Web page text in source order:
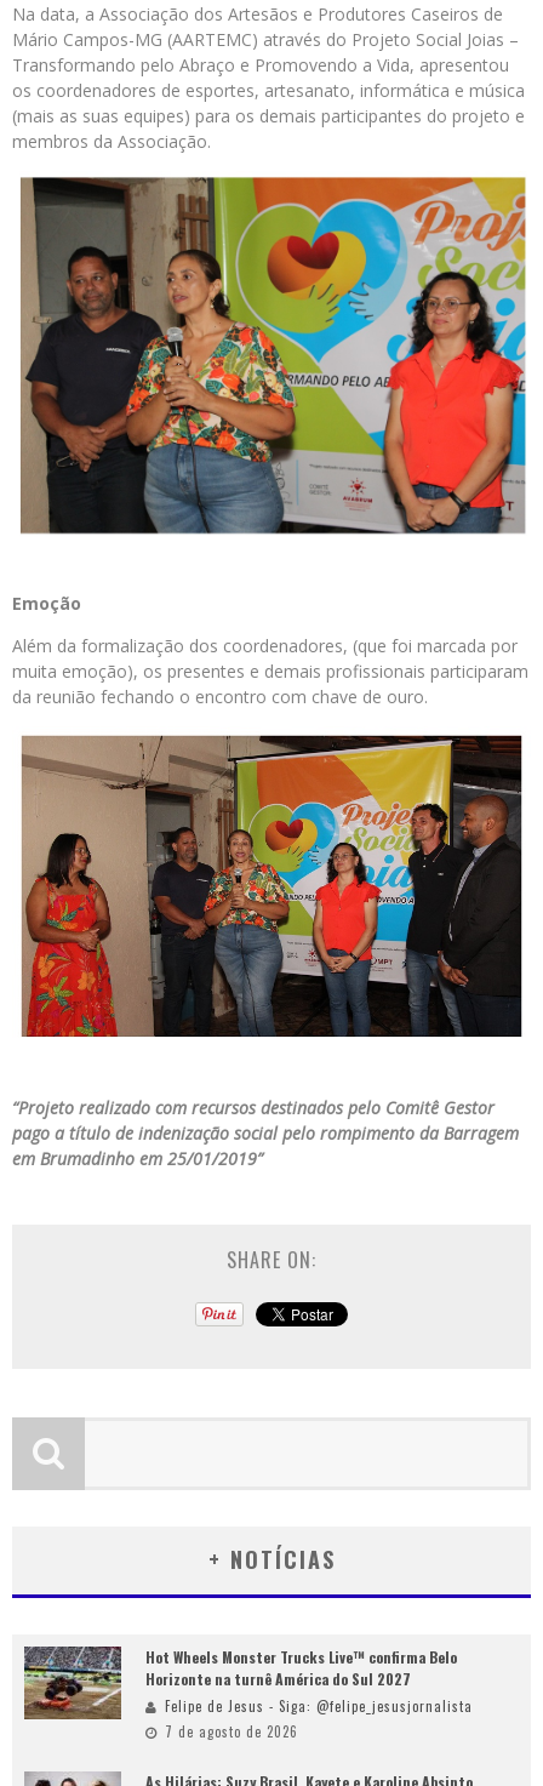
Na data, a Associação dos Artesãos e Produtores Caseiros de
Mário Campos-MG (AARTEMC) através do Projeto Social Joias –
Transformando pelo Abraço e Promovendo a Vida, apresentou
os coordenadores de esportes, artesanato, informática e música
(mais as suas equipes) para os demais participantes do projeto e
membros da Associação.
Emoção
Além da formalização dos coordenadores, (que foi marcada por
muita emoção), os presentes e demais profissionais participaram
da reunião fechando o encontro com chave de ouro.
“Projeto realizado com recursos destinados pelo Comitê Gestor
pago a título de indenização social pelo rompimento da Barragem
em Brumadinho em 25/01/2019”
SHARE ON:
+ NOTÍCIAS
Hot Wheels Monster Trucks Live™ confirma Belo
Horizonte na turnê América do Sul 2027
Felipe de Jesus - Siga: @felipe_jesusjornalista
7 de agosto de 2026